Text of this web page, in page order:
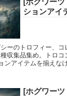
[ホグワー
ションアイ
ーのトロフィー、コ
収集品集め。トロ
ンアイテムを揃えな
[ホグワー